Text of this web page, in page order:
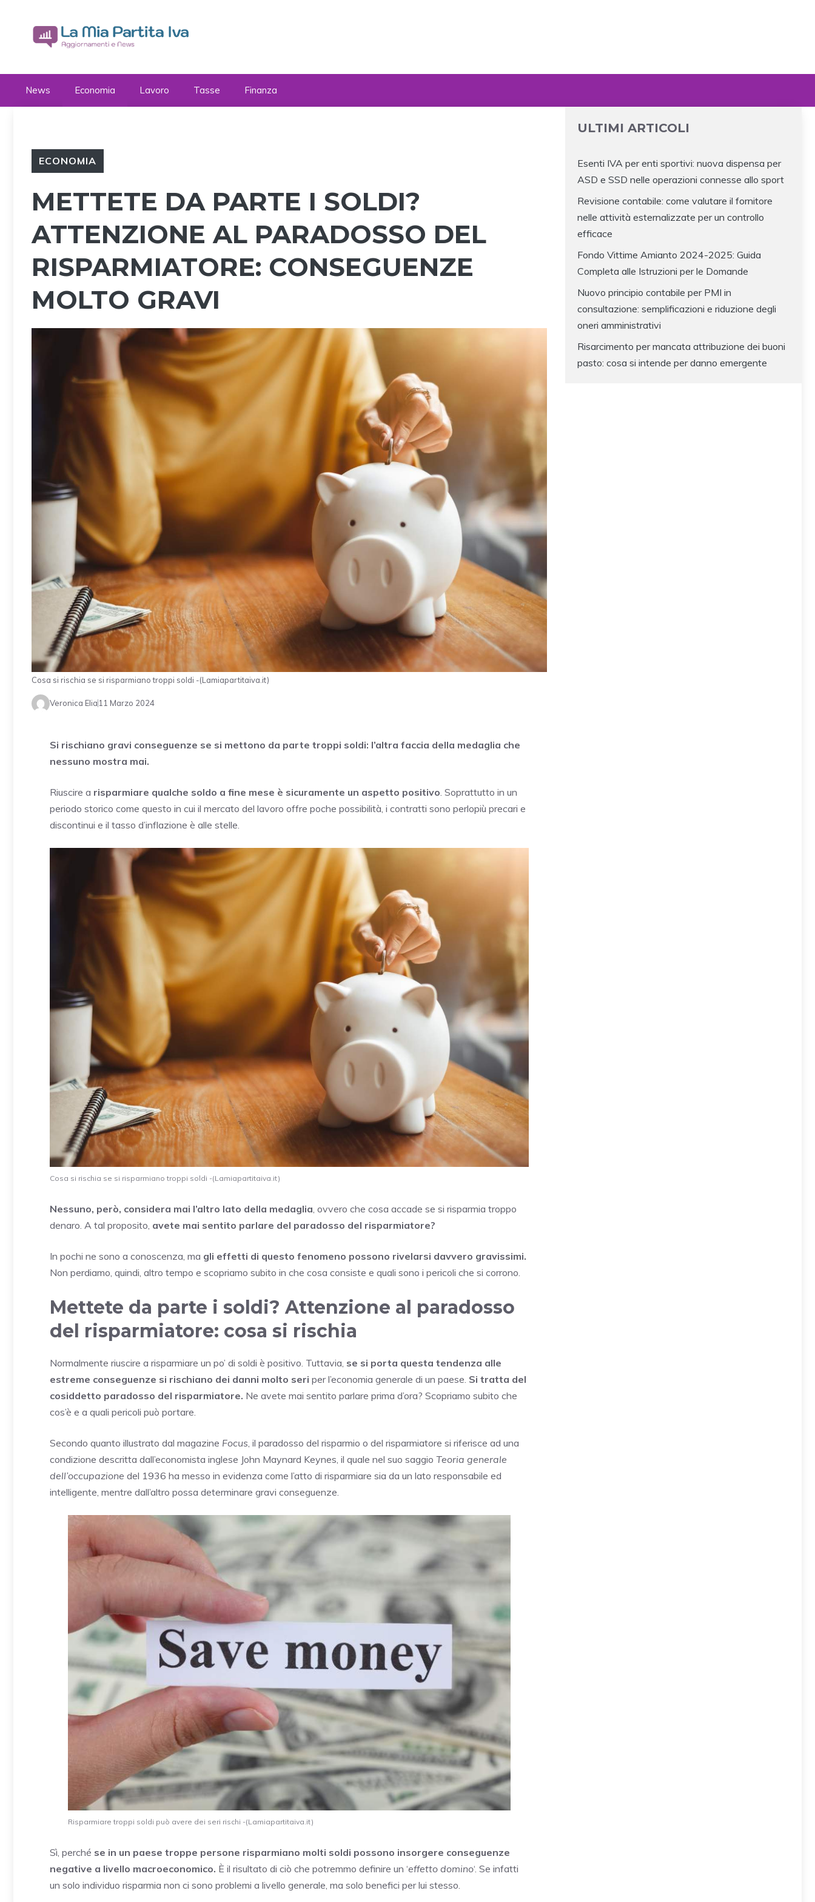
contenuto
News Economia Lavoro Tasse Finanza
ECONOMIA
METTETE DA PARTE I SOLDI?
ATTENZIONE AL PARADOSSO DEL
RISPARMIATORE: CONSEGUENZE
MOLTO GRAVI
Cosa si rischia se si risparmiano troppi soldi -(Lamiapartitaiva.it)
Veronica Elia 11 Marzo 2024
Si rischiano gravi conseguenze se si mettono da parte troppi soldi: l’altra faccia della medaglia che
nessuno mostra mai.
Riuscire a risparmiare qualche soldo a fine mese è sicuramente un aspetto positivo . Soprattutto in un
periodo storico come questo in cui il mercato del lavoro offre poche possibilità, i contratti sono perlopiù precari e
discontinui e il tasso d’inflazione è alle stelle.
Cosa si rischia se si risparmiano troppi soldi -(Lamiapartitaiva.it)
Nessuno, però, considera mai l’altro lato della medaglia, ovvero che cosa accade se si risparmia troppo
denaro. A tal proposito, avete mai sentito parlare del paradosso del risparmiatore?
In pochi ne sono a conoscenza, ma gli effetti di questo fenomeno possono rivelarsi davvero gravissimi.
Non perdiamo, quindi, altro tempo e scopriamo subito in che cosa consiste e quali sono i pericoli che si corrono.
Mettete da parte i soldi? Attenzione al paradosso
del risparmiatore: cosa si rischia
Normalmente riuscire a risparmiare un po’ di soldi è positivo. Tuttavia, se si porta questa tendenza alle
estreme conseguenze si rischiano dei danni molto seri per l’economia generale di un paese. Si tratta del
cosiddetto paradosso del risparmiatore. Ne avete mai sentito parlare prima d’ora? Scopriamo subito che
cos’è e a quali pericoli può portare.
Secondo quanto illustrato dal magazine Focus, il paradosso del risparmio o del risparmiatore si riferisce ad una
condizione descritta dall’economista inglese John Maynard Keynes, il quale nel suo saggio Teoria generale
dell’occupazione del 1936 ha messo in evidenza come l’atto di risparmiare sia da un lato responsabile ed
intelligente, mentre dall’altro possa determinare gravi conseguenze.
Risparmiare troppi soldi può avere dei seri rischi -(Lamiapartitaiva.it)
Sì, perché se in un paese troppe persone risparmiano molti soldi possono insorgere conseguenze
negative a livello macroeconomico. È il risultato di ciò che potremmo definire un ‘effetto domino‘. Se infatti
un solo individuo risparmia non ci sono problemi a livello generale, ma solo benefici per lui stesso.
ULTIMI ARTICOLI
Esenti IVA per enti sportivi: nuova dispensa per
ASD e SSD nelle operazioni connesse allo sport
Revisione contabile: come valutare il fornitore
nelle attività esternalizzate per un controllo
efficace
Fondo Vittime Amianto 2024-2025: Guida
Completa alle Istruzioni per le Domande
Nuovo principio contabile per PMI in
consultazione: semplificazioni e riduzione degli
oneri amministrativi
Risarcimento per mancata attribuzione dei buoni
pasto: cosa si intende per danno emergente